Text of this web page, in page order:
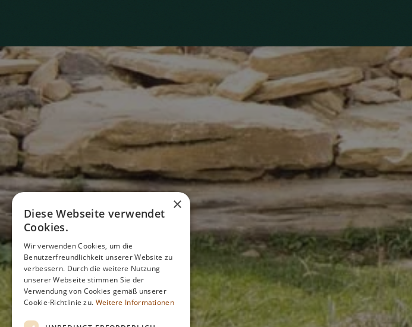
×
Diese Webseite verwendet
Cookies.
Wir verwenden Cookies, um die
Benutzerfreundlichkeit unserer Website zu
verbessern. Durch die weitere Nutzung
unserer Webseite stimmen Sie der
Verwendung von Cookies gemäß unserer
Cookie-Richtlinie zu. Weitere Informationen